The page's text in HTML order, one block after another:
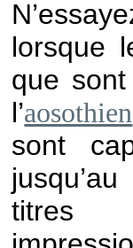
lorsque
que
l’aosothien
sont
titres